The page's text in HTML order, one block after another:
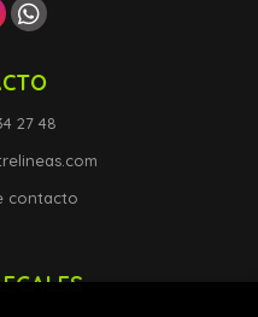
27 48
contacto